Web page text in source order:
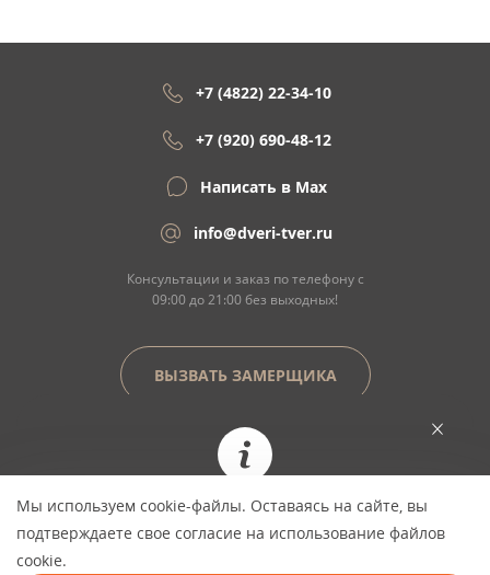
При заказе сегодня цена фиксируется и не
изменится *
+7 (4822) 22-34-10
+7 (920) 690-48-12
Написать в Max
info@dveri-tver.ru
Консультации и заказ по телефону с
09:00 до 21:00 без выходных!
ВЫЗВАТЬ ЗАМЕРЩИКА
Сайт не является договором оферты
© Copyright 2026 ООО "Двери Тверь" Dveri-
Tver.ru - интернет-магазин межкомнатных
Мы используем cookie-файлы. Оставаясь на сайте, вы
подтверждаете свое согласие на использование файлов
cookie.